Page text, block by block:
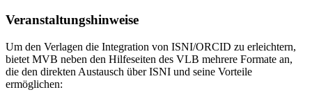
Veranstaltungshinweise
Um den Verlagen die Integration von ISNI/ORCID zu erleichtern,
bietet MVB neben den Hilfeseiten des VLB mehrere Formate an,
die den direkten Austausch über ISNI und seine Vorteile
ermöglichen: